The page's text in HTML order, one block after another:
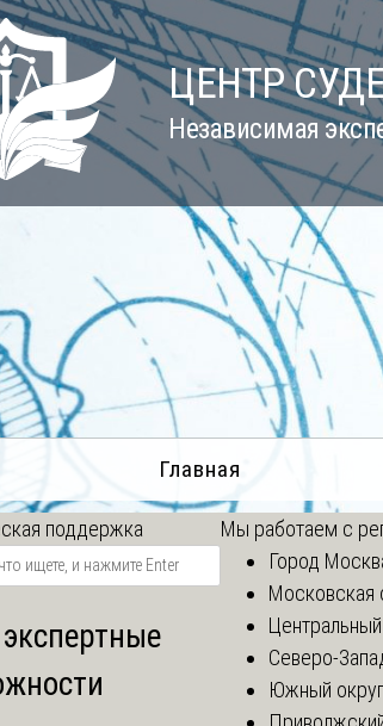
ЦЕНТР
Независимая
Главная
поддержка
Мы работаем с
Город
Московская
Северо-
Южный округ